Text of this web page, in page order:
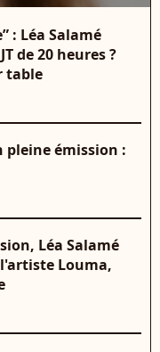
: Léa Salamé
de 20 heures ?
table
pleine émission :
Léa Salamé
Louma,